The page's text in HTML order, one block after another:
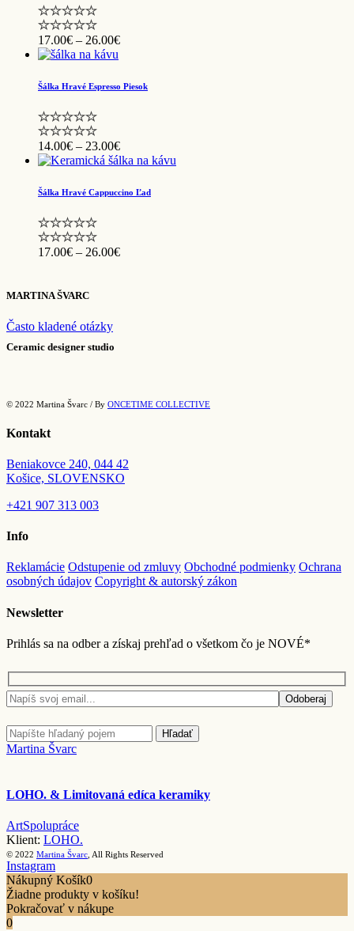
17.00€ – 26.00€Price
through
Šálka Hravé Espresso Piesok
14.00€ – 23.00€Price
range:
through
Šálka Hravé Cappuccino Ľad
17.00€ – 26.00€Price
MARTINA ŠVARC
Často kladené otázky
Ceramic designer studio
© 2022 Martina Švarc / By ONCETIME COLLECTIVE
Kontakt
Beniakovce 240, 044 42
Košice, SLOVENSKO
+421 907 313 003
Info
Reklamácie Odstupenie od zmluvy Obchodné podmienky Ochrana
osobných údajov Copyright & autorský zákon
Newsletter
Prihlás sa na odber a získaj prehľad o všetkom čo je NOVÉ*
Odoberaj
Hľadať
Martina Švarc
LOHO. & Limitovaná edíca keramiky
ArtSpolupráce
Klient: LOHO.
© 2022 Martina Švarc , All Rights Reserved
Instagram
Nákupný Košík0
Žiadne produkty v košíku!
Pokračovať v nákupe
0